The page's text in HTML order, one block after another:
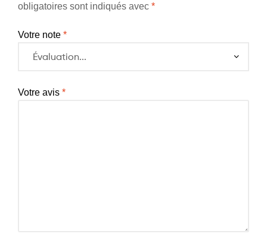
obligatoires sont indiqués avec *
Votre note *
Votre avis *